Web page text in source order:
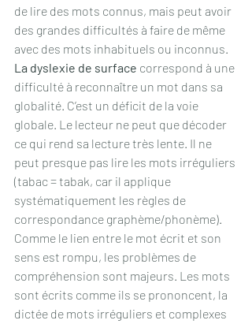
de lire des mots connus, mais peut avoir
des grandes difficultés à faire de même
avec des mots inhabituels ou inconnus.
La dyslexie de surface correspond à une
difficulté à reconnaître un mot dans sa
globalité. C’est un déficit de la voie
globale. Le lecteur ne peut que décoder
ce qui rend sa lecture très lente. Il ne
peut presque pas lire les mots irréguliers
(tabac = tabak, car il applique
systématiquement les règles de
correspondance graphème/phonème).
Comme le lien entre le mot écrit et son
sens est rompu, les problèmes de
compréhension sont majeurs. Les mots
sont écrits comme ils se prononcent, la
dictée de mots irréguliers et complexes